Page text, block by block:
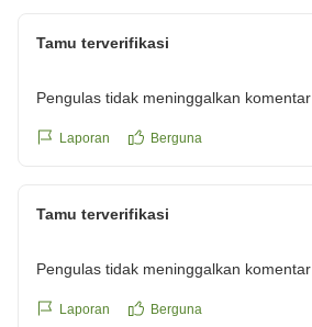
Tamu terverifikasi
Pengulas tidak meninggalkan komentar
Laporan Berguna
Tamu terverifikasi
Pengulas tidak meninggalkan komentar
Laporan Berguna